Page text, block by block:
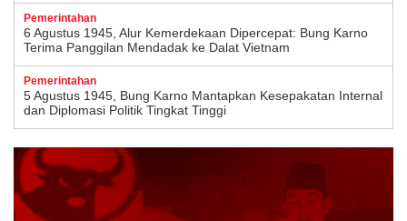
Pemerintahan
6 Agustus 1945, Alur Kemerdekaan Dipercepat: Bung Karno
Terima Panggilan Mendadak ke Dalat Vietnam
Pemerintahan
5 Agustus 1945, Bung Karno Mantapkan Kesepakatan Internal
dan Diplomasi Politik Tingkat Tinggi